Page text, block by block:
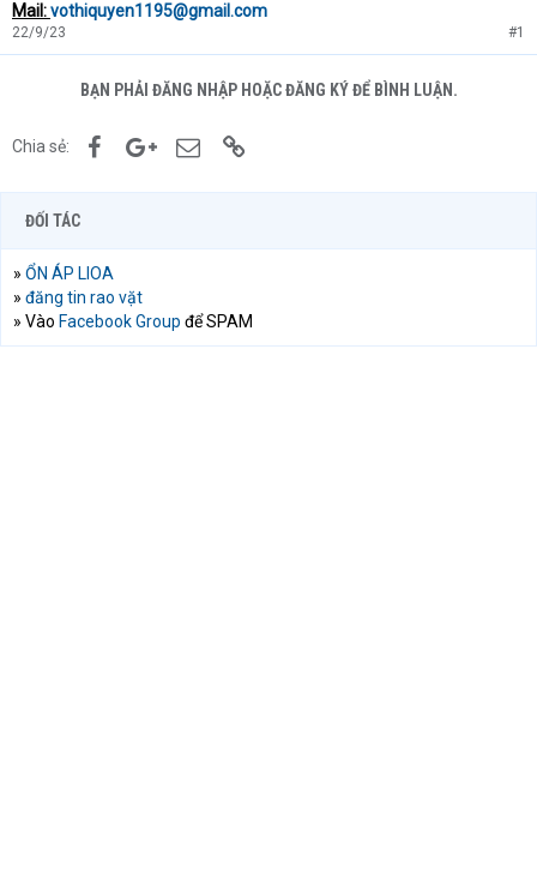
Mail:vothiquyen1195@gmail.com
22/9/23 #1
BẠN PHẢI ĐĂNG NHẬP HOẶC ĐĂNG KÝ ĐỂ BÌNH LUẬN.
Chia sẻ: FacebookGoogle+Email
ĐỐI TÁC
» ỔN ÁP LIOA
» đăng tin rao vặt
» Vào Facebook Group để SPAM